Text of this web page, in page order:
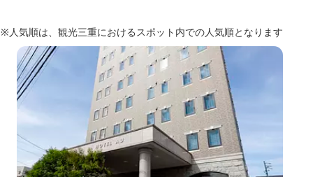
※人気順は、観光三重におけるスポット内での人気順となります